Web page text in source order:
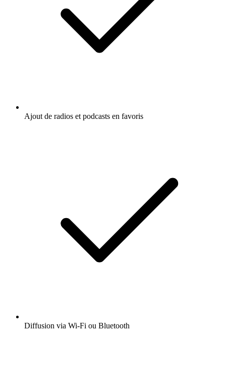
Ajout de radios et podcasts en favoris
Diffusion via Wi-Fi ou Bluetooth